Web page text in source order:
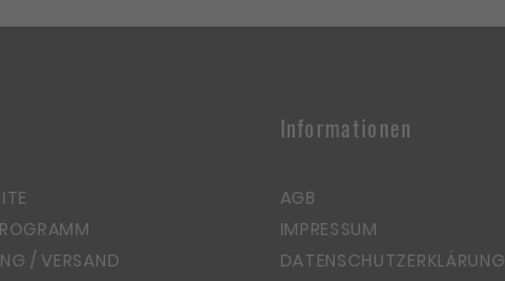
/ VERSAND
Informationen
AGB
IMPRESSUM
DATENSCHUTZERKLÄRUNG